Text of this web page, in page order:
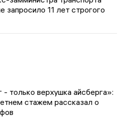
запросило 11 лет строгого
только верхушка айсберга»:
стажем рассказал о